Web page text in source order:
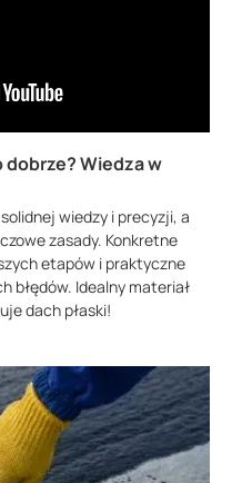
dobrze? Wiedza w
wiedzy i precyzji, a
zasady. Konkretne
etapów i praktyczne
błędów. Idealny materiał
dach płaski!